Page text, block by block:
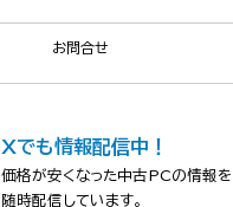
お問合せ
Xでも情報配信中！
価格が安くなった中古PCの情報を
随時配信しています。